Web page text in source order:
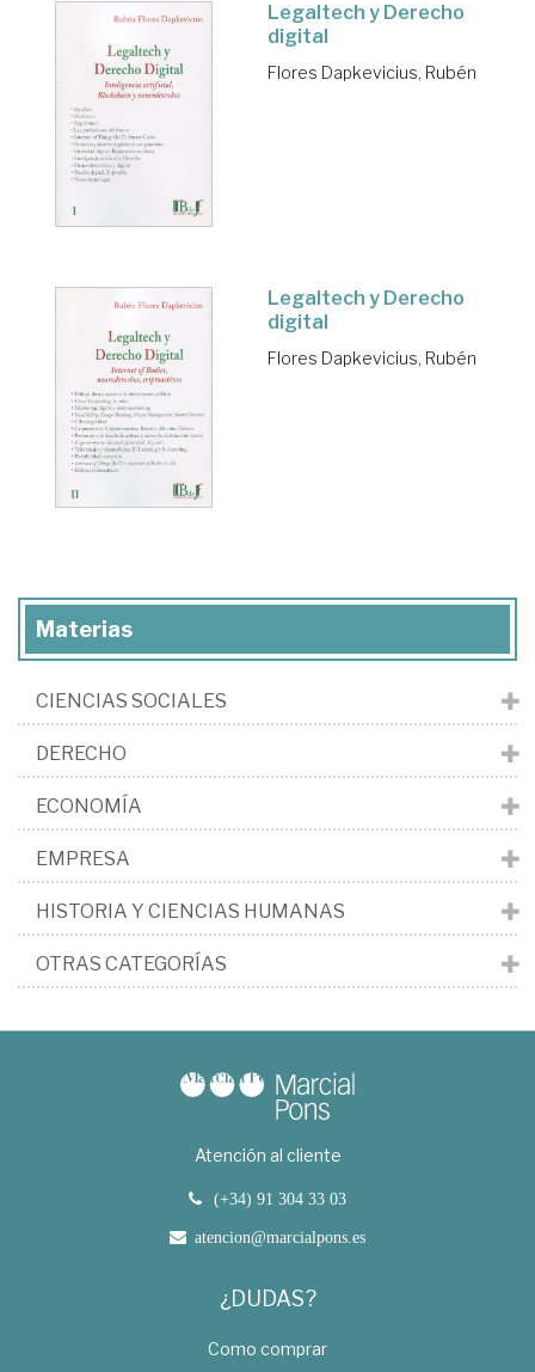
Legaltech y Derecho
digital
Flores Dapkevicius, Rubén
Legaltech y Derecho
digital
Flores Dapkevicius, Rubén
Materias
CIENCIAS SOCIALES
DERECHO
ECONOMÍA
EMPRESA
HISTORIA Y CIENCIAS HUMANAS
OTRAS CATEGORÍAS
Atención al cliente
(+34) 91 304 33 03
atencion@marcialpons.es
¿DUDAS?
Como comprar